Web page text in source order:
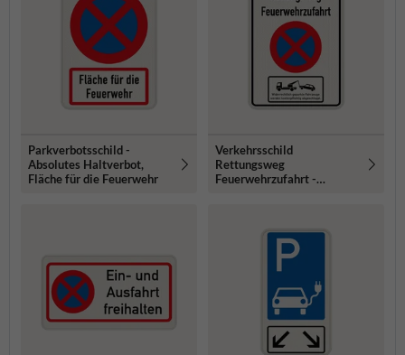
Parkverbotsschild -
Absolutes Haltverbot,
Fläche für die Feuerwehr
Verkehrsschild
Rettungsweg
Feuerwehrzufahrt -